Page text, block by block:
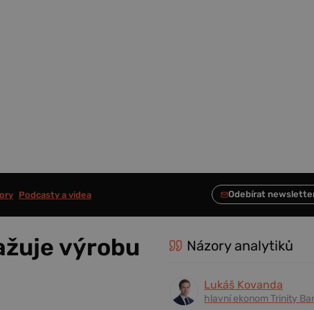
Podcasty a videa
výrobu
Názory analytiků
Lukáš Kovanda
hlavní ekonom Trinity